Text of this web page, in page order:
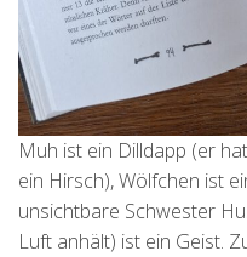
Muh ist ein Dilldapp (er
ein Hirsch), Wölfchen ist
unsichtbare Schwester
Luft anhält) ist ein Geist.